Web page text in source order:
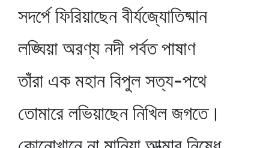
সদর্পে ফিরিয়াছেন বীর্যজ্যোতিষ্মান
লঙ্ঘিয়া অরণ্য নদী পর্বত পাষাণ
তাঁরা এক মহান বিপুল সত্য-পথে
তোমারে লভিয়াছেন নিখিল জগতে।